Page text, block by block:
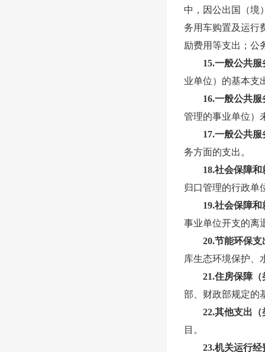
中，因公出国（境
务用车购置及运行
励费用等支出；公
15.一般公共
业单位）的基本支
16.一般公共
管理的事业单位）
17.一般公共服
务方面的支出。
18.社会保障和
归口管理的行政单
19.社会保障和
事业单位开支的离
20.节能环保支
库生态环境保护、
21.住房保障（
部、财政部规定的
22.其他支出（
目。
23.机关运行经